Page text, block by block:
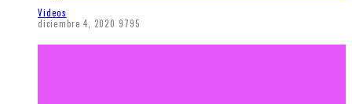
Videos
diciembre 4, 2020 9795